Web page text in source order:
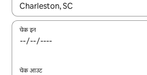
नतीजों के उपलब्ध होने पर, अप और डाउन 'ऐरो
चेक इन
चेक आउट